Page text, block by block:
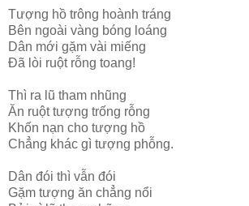
Tượng hồ trông hoành tráng
Bên ngoài vàng bóng loáng
Dân mới gặm vài miếng
Đã lòi ruột rỗng toang!
Thì ra lũ tham nhũng
Ăn ruột tượng trống rỗng
Khốn nạn cho tượng hồ
Chẳng khác gì tượng phỗng.
Dân đói thì vẫn đói
Gặm tượng ăn chẳng nổi